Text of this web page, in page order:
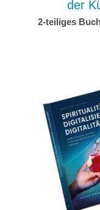
der
2-teiliges